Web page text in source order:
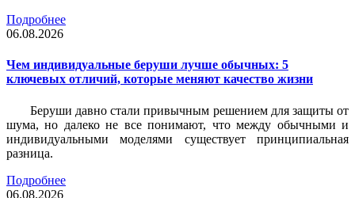
Подробнее
06.08.2026
Чем индивидуальные беруши лучше обычных: 5
ключевых отличий, которые меняют качество жизни
Беруши давно стали привычным решением для защиты от
шума, но далеко не все понимают, что между обычными и
индивидуальными моделями существует принципиальная
разница.
Подробнее
06.08.2026